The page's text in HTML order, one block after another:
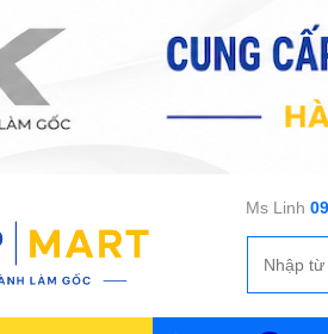
Ms Linh